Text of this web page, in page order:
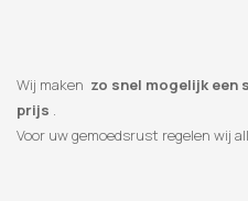
Wij maken zo snel mogelijk een
prijs .
Voor uw gemoedsrust regelen wij